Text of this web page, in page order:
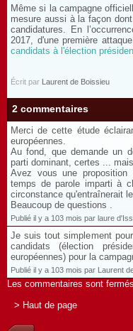
Même si la campagne
mesure aussi à la façon
candidatures. En
2017, d'une première
candidats à l'élection
Écrit par Laurent de Boissieu
2 commentaires
Merci de cette étude
européennes.
Au fond, que demande un
parti dominant, certes ...
Avez vous une
temps de parole imparti à
circonstance qu'entraînerait
Beaucoup de questions .
Publié il y a 103 mois par laure
Je suis tout simplement
candidats (élection
européennes) pour la
Publié il y a 103 mois par Laurent
Les commentaires sont fermés.
> Haut de page